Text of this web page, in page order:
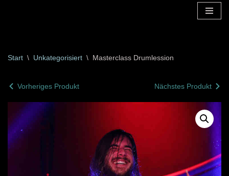
Start \ Unkategorisiert \ Masterclass Drumlession
Vorheriges Produkt Nächstes Produkt